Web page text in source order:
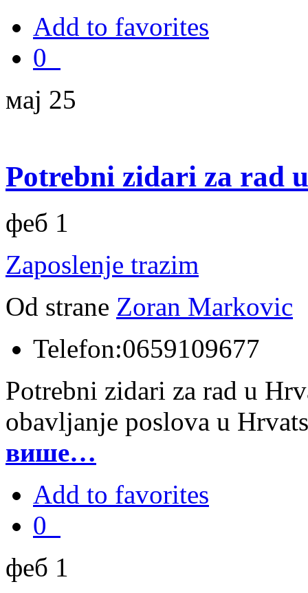
Add to favorites
0
мај 25
Potrebni zidari za rad
феб 1
Zaposlenje trazim
Od strane Zoran Markovic
Telefon:0659109677
Potrebni zidari za rad u
obavljanje poslova u
више…
Add to favorites
0
феб 1